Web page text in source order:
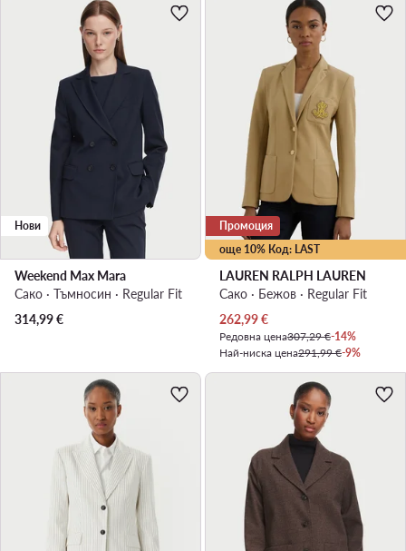
Нови
Weekend Max Mara
Сако · Тъмносин · Regular Fit
314,99€
още 10% Код: LAST
Промоция
LAUREN RALPH LAUREN
Сако · Бежов · Regular Fit
Актуална цена
262,99€
Редовна цена307,29 €-14%
Най-ниска цена291,99 €-9%